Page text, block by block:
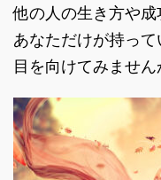
他の人の生き方や成
あなただけが持っ
目を向けてみません